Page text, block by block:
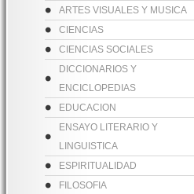
ARTES VISUALES Y MUSICA
CIENCIAS
CIENCIAS SOCIALES
DICCIONARIOS Y
ENCICLOPEDIAS
EDUCACION
ENSAYO LITERARIO Y
LINGUISTICA
ESPIRITUALIDAD
FILOSOFIA